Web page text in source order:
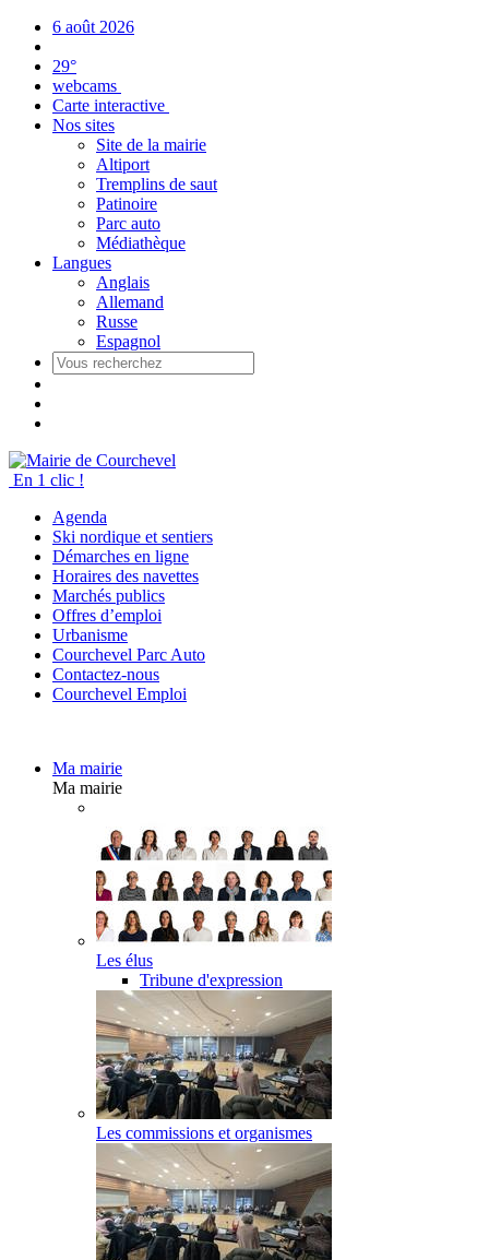
6 août 2026
29°
webcams
Carte interactive
Nos sites
Site de la mairie
Altiport
Tremplins de saut
Patinoire
Parc auto
Médiathèque
Langues
Anglais
Allemand
Russe
Espagnol
En 1 clic !
Agenda
Ski nordique et sentiers
Démarches en ligne
Horaires des navettes
Marchés publics
Offres d’emploi
Urbanisme
Courchevel Parc Auto
Contactez-nous
Courchevel Emploi
Ma mairie
Ma mairie
Les élus
Tribune d'expression
Les commissions et organismes